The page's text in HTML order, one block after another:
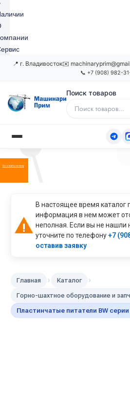
📍 г. Владивосток✉️
📞 +7 (908) 982-
Поиск товаров
Оставить заявку
В настоящее время каталог
информация в нем может
неполная. Если вы не нашли
уточните по телефону+7
оставив заявку
Главная › Каталог ›
Горно-шахтное оборудование и
Пластинчатые питатели BW серии